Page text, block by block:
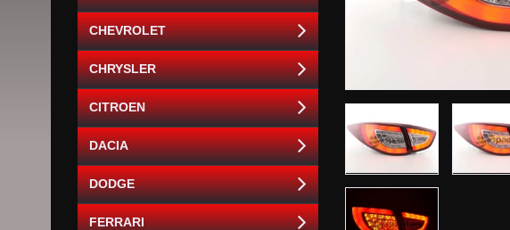
CHEVROLET
CHRYSLER
CITROEN
DACIA
DODGE
FERRARI